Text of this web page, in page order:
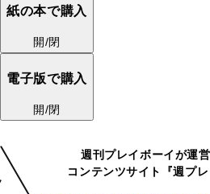
紙の本で購入
開/閉
電子版で購入
開/閉
週刊プレイボーイが運
コンテンツサイト『週プレ